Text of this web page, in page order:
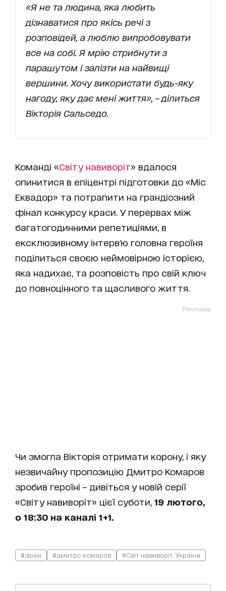
«Я не та людина, яка любить
дізнаватися про якісь речі з
розповідей, а люблю випробовувати
все на собі. Я мрію стрибнути з
парашутом і залізти на найвищі
вершини. Хочу використати будь-яку
нагоду, яку дає мені життя», – ділиться
Вікторія Сальседо.
Команді «Світу навиворіт» вдалося
опинитися в епіцентрі підготовки до «Міс
Еквадор» та потрапити на грандіозний
фінал конкурсу краси. У перервах між
багатогодинними репетиціями, в
ексклюзивному інтерв'ю головна героїня
поділиться своєю неймовірною історією,
яка надихає, та розповість про свій ключ
до повноцінного та щасливого життя.
Реклама
Чи змогла Вікторія отримати корону, і яку
незвичайну пропозицію Дмитро Комаров
зробив героїні – дивіться у новій серії
«Світу навиворіт» цієї суботи, 19 лютого,
о 18:30 на каналі 1+1.
#зірки #дмитро комаров #Світ навиворіт. Україна